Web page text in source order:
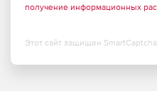
получение информационных
Этот сайт защищен